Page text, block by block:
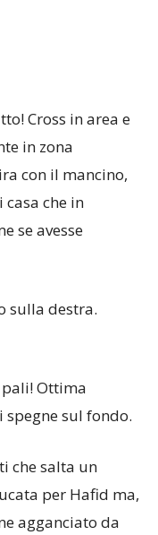
Cross in area e
in zona
con il mancino,
che in
se avesse
sulla destra.
pali! Ottima
spegne sul fondo.
che salta un
per Hafid ma,
agganciato da